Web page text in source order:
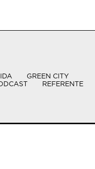
GREEN CITY
REFERENTE